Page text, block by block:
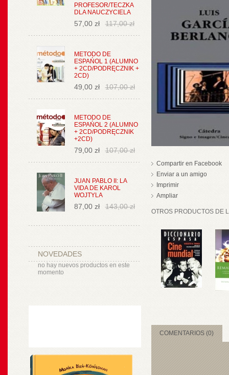
PROFESOR/TECZKA
DLA NAUCZYCIELA
57,00 zł 117,00 zł
METODO DE
ESPAŃOL 1 (ALUMNO
+ 2CD/PODRĘCZNIK +
2CD)
49,00 zł 107,00 zł
METODO DE
ESPAŃOL 2 (ALUMNO
+ 2CD/PODRĘCZNIK
+2CD)
79,00 zł 107,00 zł
JUAN PABLO II: LA
VIDA DE KAROL
WOJTYLA
87,00 zł 143,00 zł
NOVEDADES
no hay nuevos productos en este
momento
Compartir en Facebook
Enviar a un amigo
Imprimir
Ampliar
OTROS PRODUCTOS DE
COMENTARIOS (0)